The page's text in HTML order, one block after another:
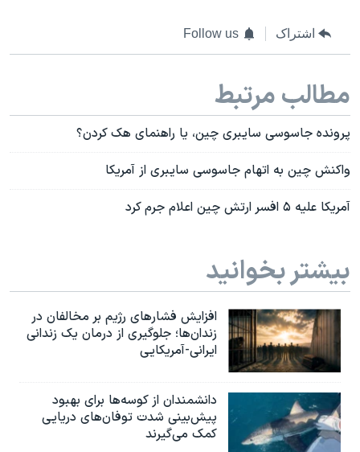
اشتراک Follow us
مطالب مرتبط
پرونده جاسوسی سایبری چین، یا راهنمای هک کردن؟
واکنش چین به اتهام جاسوسی سایبری از آمریکا
آمریکا علیه ۵ افسر ارتش چین اعلام جرم کرد
بیشتر بخوانید
افزایش فشارهای رژیم بر مخالفان در
زندان‌ها؛ جلوگیری از درمان یک زندانی
ایرانی-آمریکایی
دانشمندان از کوسه‌ها برای بهبود
پیش‌بینی شدت توفان‌های دریایی
کمک می‌گیرند